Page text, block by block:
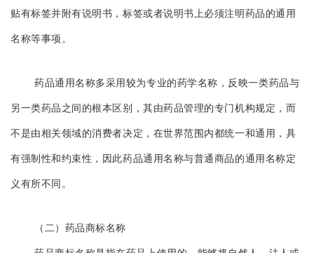
贴有标签并附有说明书，标签或者说明书上必须注明药品的通用
名称等事项。
药品通用名称多采用较为专业的药学名称，反映一类药品与
另一类药品之间的根本区别，其由药品管理的专门机构规定，而
不是由相关领域的消费者决定，在世界范围内都统一和通用，具
有强制性和约束性，因此药品通用名称与普通商品的通用名称定
义有所不同。
（二）药品商标名称